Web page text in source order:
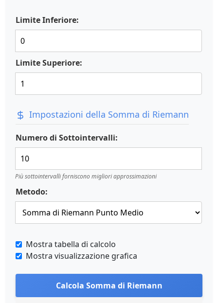
Limite Inferiore:
Limite Superiore:
Impostazioni della Somma di Riemann
Numero di Sottointervalli:
Più sottointervalli forniscono migliori approssimazioni
Metodo:
Mostra tabella di calcolo
Mostra visualizzazione grafica
Calcola Somma di Riemann